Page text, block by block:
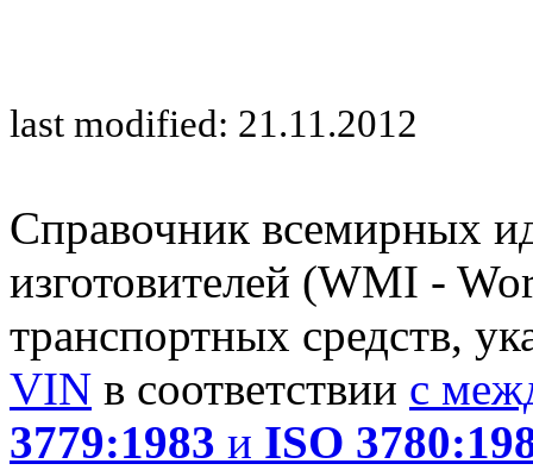
last modified: 21.11.2012
Справочник всемирных
изготовителей (WMI -
транспортных средств,
VIN в соответствии с
3779:1983 и ISO